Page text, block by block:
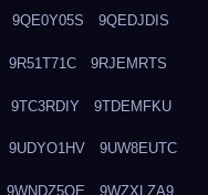
9QE0Y05S 9QEDJDIS
9R51T71C 9RJEMRTS
9TC3RDIY 9TDEMFKU
9UDYO1HV 9UW8EUTC
9WNDZ5OE 9WZXLZA9